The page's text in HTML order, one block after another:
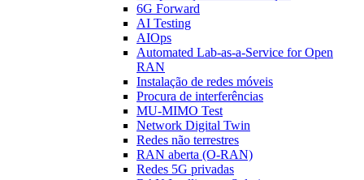
6G Forward
AI Testing
AIOps
Automated Lab-as-a-Service for Open
RAN
Instalação de redes móveis
Procura de interferências
MU-MIMO Test
Network Digital Twin
Redes não terrestres
RAN aberta (O-RAN)
Redes 5G privadas